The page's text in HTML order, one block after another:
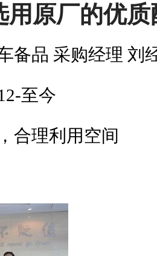
用原厂的优
备品 采购经理 刘
至今
合理利用空间